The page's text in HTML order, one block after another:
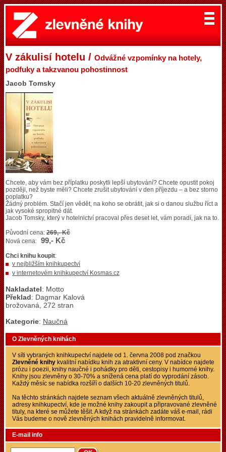
V zákulisí hotelu / Odvážné vzpomínky na hotely,
podfuky a takzvanou pohostinnost
Jacob Tomsky
Chcete, aby vám bez příplatku poskytli lepší ubytování? Chcete opustit pokoj
později, než byste měli? Chcete zrušit ubytování v den příjezdu – a bez storno
poplatku?
Žádný problém. Stačí jen vědět, na koho se obrátit, jak si o danou službu říct a
jak vysoké spropitné dát.
Jacob Tomsky, který v hotelnictví pracoval přes deset let, vám poradí, jak na to.
Původní cena: 269,- Kč
Nová cena: 99,- Kč
Chci knihu koupit:
v nejbližším knihkupectví
v internetovém knihkupectví Kosmas.cz
Nakladatel: Motto
Překlad: Dagmar Kalová
brožovaná, 272 stran
Kategorie: Naučná
O Zlevněných knihách
V síti vybraných knihkupectví najdete od 1. června 2008 pod značkou
Zlevněné knihy kvalitní nabídku knih za atraktivní ceny. V nabídce najdete
prózu i poezii, knihy naučné i pohádky pro děti, cestopisy i humorné knihy.
Knihy jsou zlevněny o 30-70% a snížená cena platí do vyprodání zásob.
Každý měsíc se nabídka rozšíří o dalších 10-20 zlevněných titulů.
Na těchto stránkách najdete seznam všech aktuálně zlevněných titulů,
adresy knihkupectví, kde je možné knihy zakoupit a připravované zlevněné
tituly, na které se můžete těšit. A když na stránkách zadáte váš e-mail, rádi
Vás budeme o nově zlevněných knihách pravidelně informovat.
E-mail info